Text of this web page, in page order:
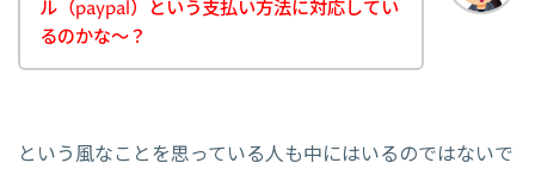
ル（paypal）という支払い方法に対応してい
るのかな～？
という風なことを思っている人も中にはいるのではないで